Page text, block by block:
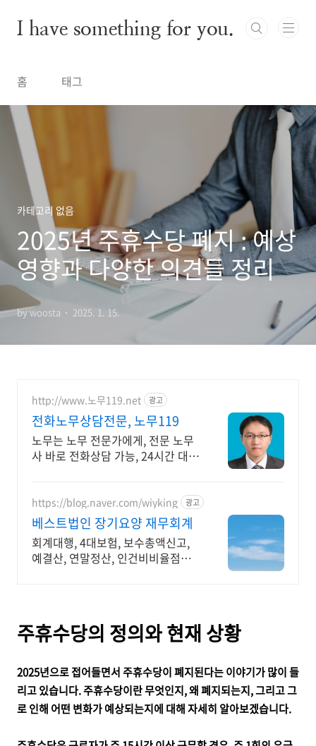
I have something for you.
홈 태그
카테고리 없음
2025년 주휴수당 폐지 : 예상
영향과 다양한 의견들 정리
by woosta 2025. 1. 15.
http://www.노무119.net 광고
전화노무상담전문, 노무119
노무는 노무 전문가에게, 전문 노무
사 바로 전화상담 가능, 24시간 대기
https://blog.naver.com/wiyking 광고
베스트법인 장기요양 재무회계
회계대행, 4대보험, 보수총액신고,
예결산, 연말정산, 인건비비율점검,
주휴수당의 정의와 현재 상황
2025년으로 접어들면서 주휴수당이 폐지된다는 이야기가 많이 들
리고 있습니다. 주휴수당이란 무엇인지, 왜 폐지되는지, 그리고 그
로 인해 어떤 변화가 예상되는지에 대해 자세히 알아보겠습니다.